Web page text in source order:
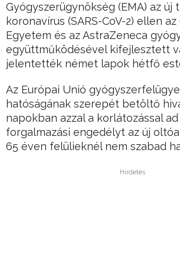
Gyógyszerügynökség (EMA) az új
koronavírus (SARS-CoV-2) ellen
Egyetem és az AstraZeneca
együttműködésével kifejlesztett
jelentették német lapok hétfő
Az Európai Unió
hatóságának szerepét betöltő
napokban azzal a korlátozással
forgalmazási engedélyt az új
65 éven felülieknél nem szabad
Hirdetés